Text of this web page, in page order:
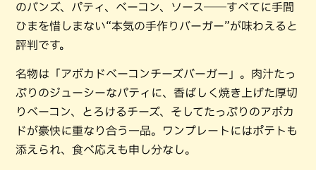
のバンズ、パティ、ベーコン、ソース──すべてに手間
ひまを惜しまない“本気の手作りバーガー”が味わえると
評判です。
名物は「アボカドベーコンチーズバーガー」。肉汁たっ
ぷりのジューシーなパティに、香ばしく焼き上げた厚切
りベーコン、とろけるチーズ、そしてたっぷりのアボカ
ドが豪快に重なり合う一品。ワンプレートにはポテトも
添えられ、食べ応えも申し分なし。